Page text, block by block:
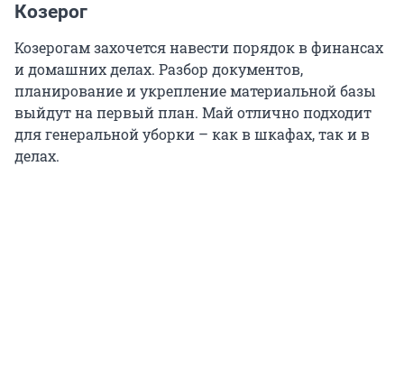
Козерог
Козерогам захочется навести порядок в финансах
и домашних делах. Разбор документов,
планирование и укрепление материальной базы
выйдут на первый план. Май отлично подходит
для генеральной уборки – как в шкафах, так и в
делах.